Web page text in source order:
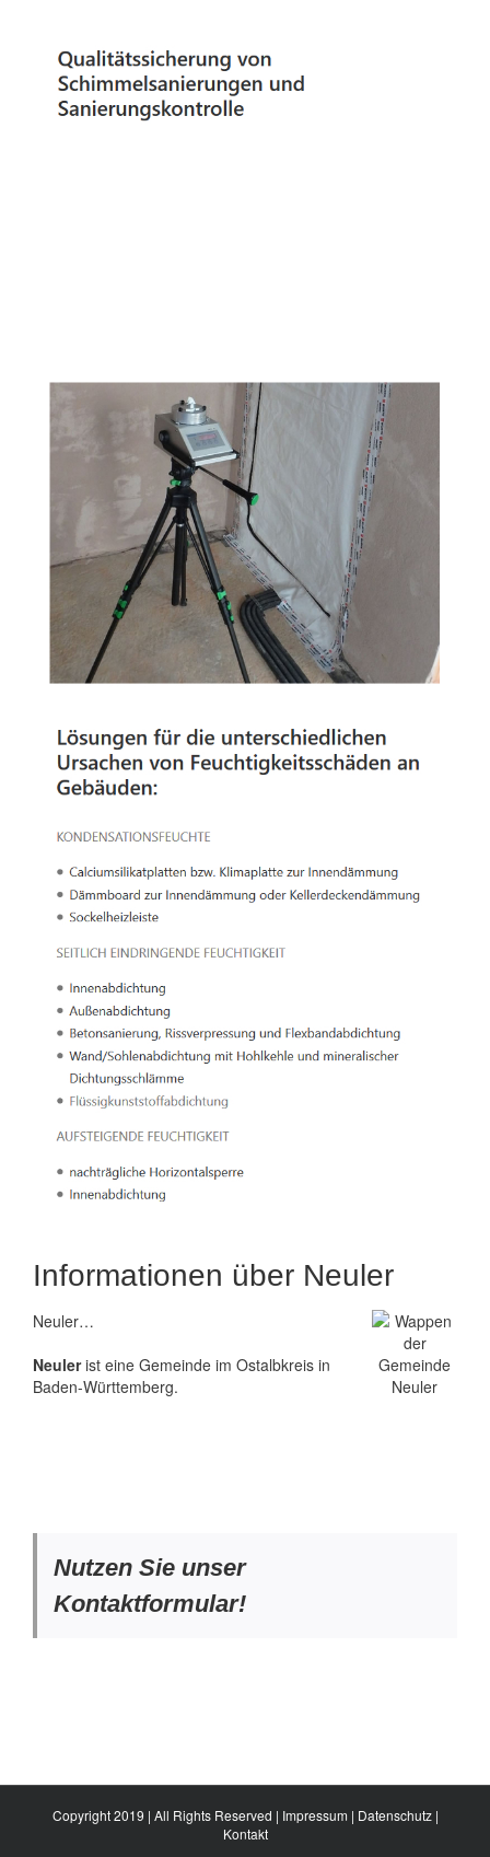
Informationen über Neuler
Neuler…
Neulerist eine Gemeinde im Ostalbkreis in
Baden-Württemberg.
Nutzen Sie unser
Kontaktformular!
Copyright 2019 | All Rights Reserved | Impressum | Datenschutz|
Kontakt